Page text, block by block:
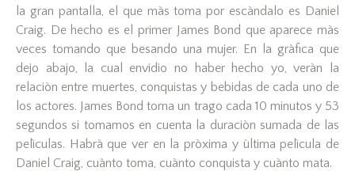
la gran pantalla, el que màs toma por escàndalo es Daniel
Craig. De hecho es el primer James Bond que aparece màs
veces tomando que besando una mujer. En la gràfica que
dejo abajo, la cual envidio no haber hecho yo, veràn la
relaciòn entre muertes, conquistas y bebidas de cada uno de
los actores. James Bond toma un trago cada 10 minutos y 53
segundos si tomamos en cuenta la duraciòn sumada de las
pelìculas. Habrà que ver en la pròxima y ùltima pelìcula de
Daniel Craig, cuànto toma, cuànto conquista y cuànto mata.